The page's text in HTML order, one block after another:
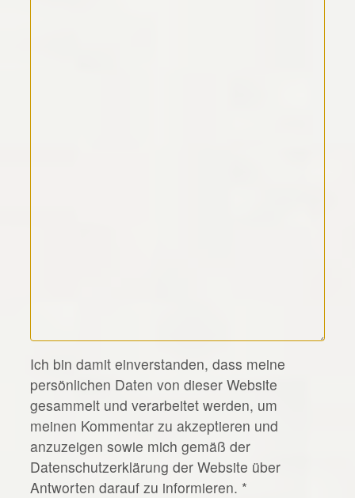
*
Ich bin damit einverstanden, dass meine
persönlichen Daten von dieser Website
gesammelt und verarbeitet werden, um
meinen Kommentar zu akzeptieren und
anzuzeigen sowie mich gemäß der
Datenschutzerklärung der Website über
Antworten darauf zu informieren. *